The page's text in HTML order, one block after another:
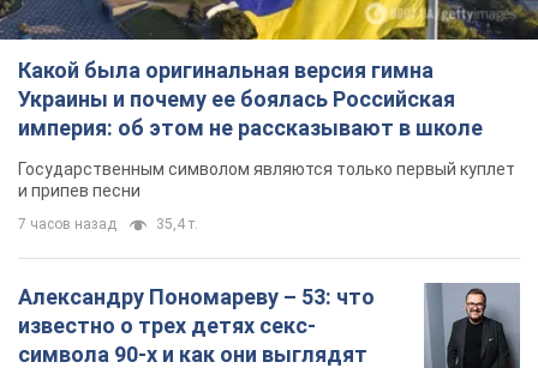
Какой была оригинальная версия гимна
Украины и почему ее боялась Российская
империя: об этом не рассказывают в школе
Государственным символом являются только первый куплет
и припев песни
7 часов назад 35,4 т.
Александру Пономареву – 53: что
известно о трех детях секс-
символа 90-х и как они выглядят